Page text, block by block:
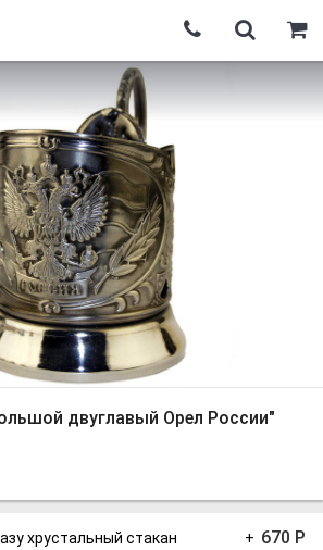
двуглавый Орел России"
хрустальный стакан + 670 Р